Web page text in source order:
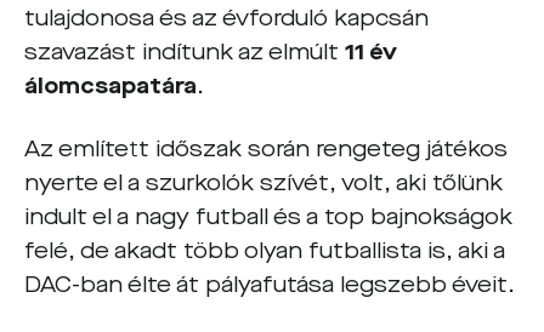
tulajdonosa és az évforduló kapcsán
szavazást indítunk az elmúlt 11 év
álomcsapatára.
Az említett időszak során rengeteg játékos
nyerte el a szurkolók szívét, volt, aki tőlünk
indult el a nagy futball és a top bajnokságok
felé, de akadt több olyan futballista is, aki a
DAC-ban élte át pályafutása legszebb éveit.